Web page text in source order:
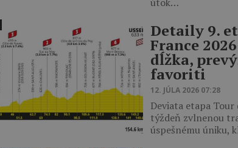
Detaily 9.
France
dĺžka,
favoriti
12. JÚLA 2026 07:28
Deviata etapa
týždeň zvlnenou
úspešnému úniku,